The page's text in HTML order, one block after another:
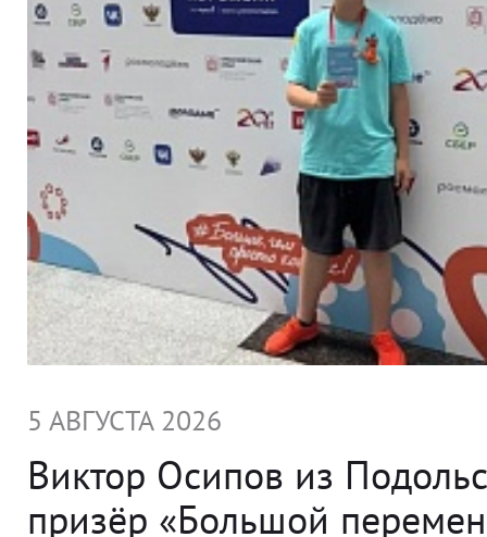
5 АВГУСТА 2026
Виктор Осипов из
призёр «Большой